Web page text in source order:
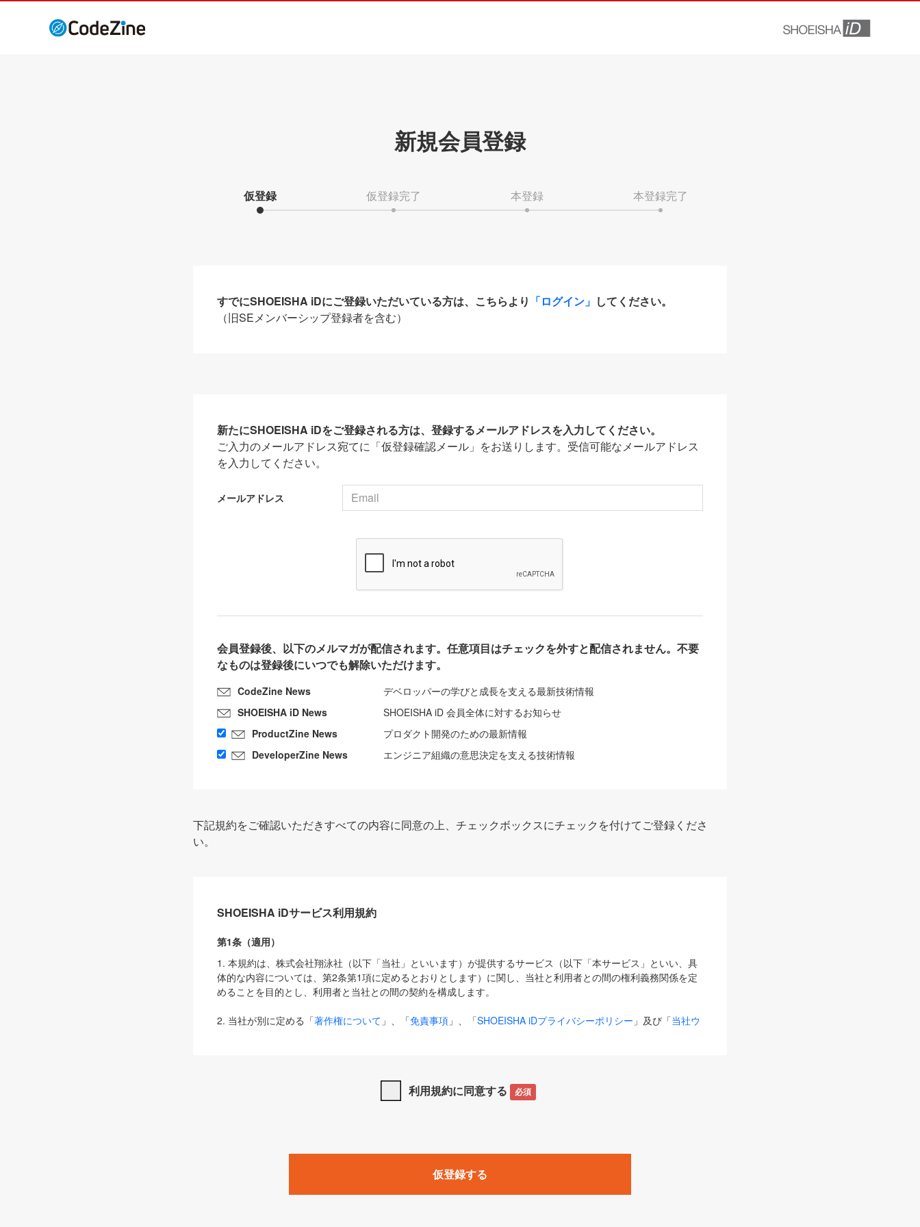
新規会員登録
仮登録 仮登録完了 本登録 本登録完了
すでにSHOEISHA iDにご登録いただいている方は、こちらより 「ログイン」 してください。
（旧SEメンバーシップ登録者を含む）
新たにSHOEISHA iDをご登録される方は、登録するメールアドレスを入力してください。
ご入力のメールアドレス宛てに「仮登録確認メール」をお送りします。受信可能なメールアドレス
を入力してください。
メールアドレス
会員登録後、以下のメルマガが配信されます。任意項目はチェックを外すと配信されません。不要
なものは登録後にいつでも解除いただけます。
CodeZine News
デベロッパーの学びと成長を支える最新技術情報
SHOEISHA iD News
SHOEISHA iD 会員全体に対するお知らせ
ProductZine News
プロダクト開発のための最新情報
DeveloperZine News
エンジニア組織の意思決定を支える技術情報
下記規約をご確認いただきすべての内容に同意の上、チェックボックスにチェックを付けてご登録くださ
い。
SHOEISHA iDサービス利用規約
第1条（適用）
1. 本規約は、株式会社翔泳社（以下「当社」といいます）が提供するサービス（以下「本サービス」といい、具
体的な内容については、第2条第1項に定めるとおりとします）に関し、当社と利用者との間の権利義務関係を定
めることを目的とし、利用者と当社との間の契約を構成します。
2. 当社が別に定める「著作権について 」、「免責事項 」、「SHOEISHA iDプライバシーポリシー 」及び「当社ウ
は、本規約の規定が優先して適用されるものとします。
1. 「本サービス」とは、当社が提供する以下のサービス（名称や内容が変更された場合、変更後のサービスを含
みます）及びこれらサービスに関連して当社が実施するイベントやキャンペーンをいいます。
「SEBook」「SEShop」「CodeZine」「MarkeZine」「EnterpriseZine」「ECzine」「Biz/Zine」「HRzine」
利用規約に同意する 必須
仮登録する